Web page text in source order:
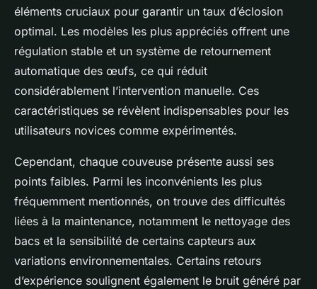
éléments cruciaux pour garantir un taux d’éclosion
optimal. Les modèles les plus appréciés offrent une
régulation stable et un système de retournement
automatique des œufs, ce qui réduit
considérablement l’intervention manuelle. Ces
caractéristiques se révèlent indispensables pour les
utilisateurs novices comme expérimentés.
Cependant, chaque couveuse présente aussi ses
points faibles. Parmi les inconvénients les plus
fréquemment mentionnés, on trouve des difficultés
liées à la maintenance, notamment le nettoyage des
bacs et la sensibilité de certains capteurs aux
variations environnementales. Certains retours
d’expérience soulignent également le bruit généré par